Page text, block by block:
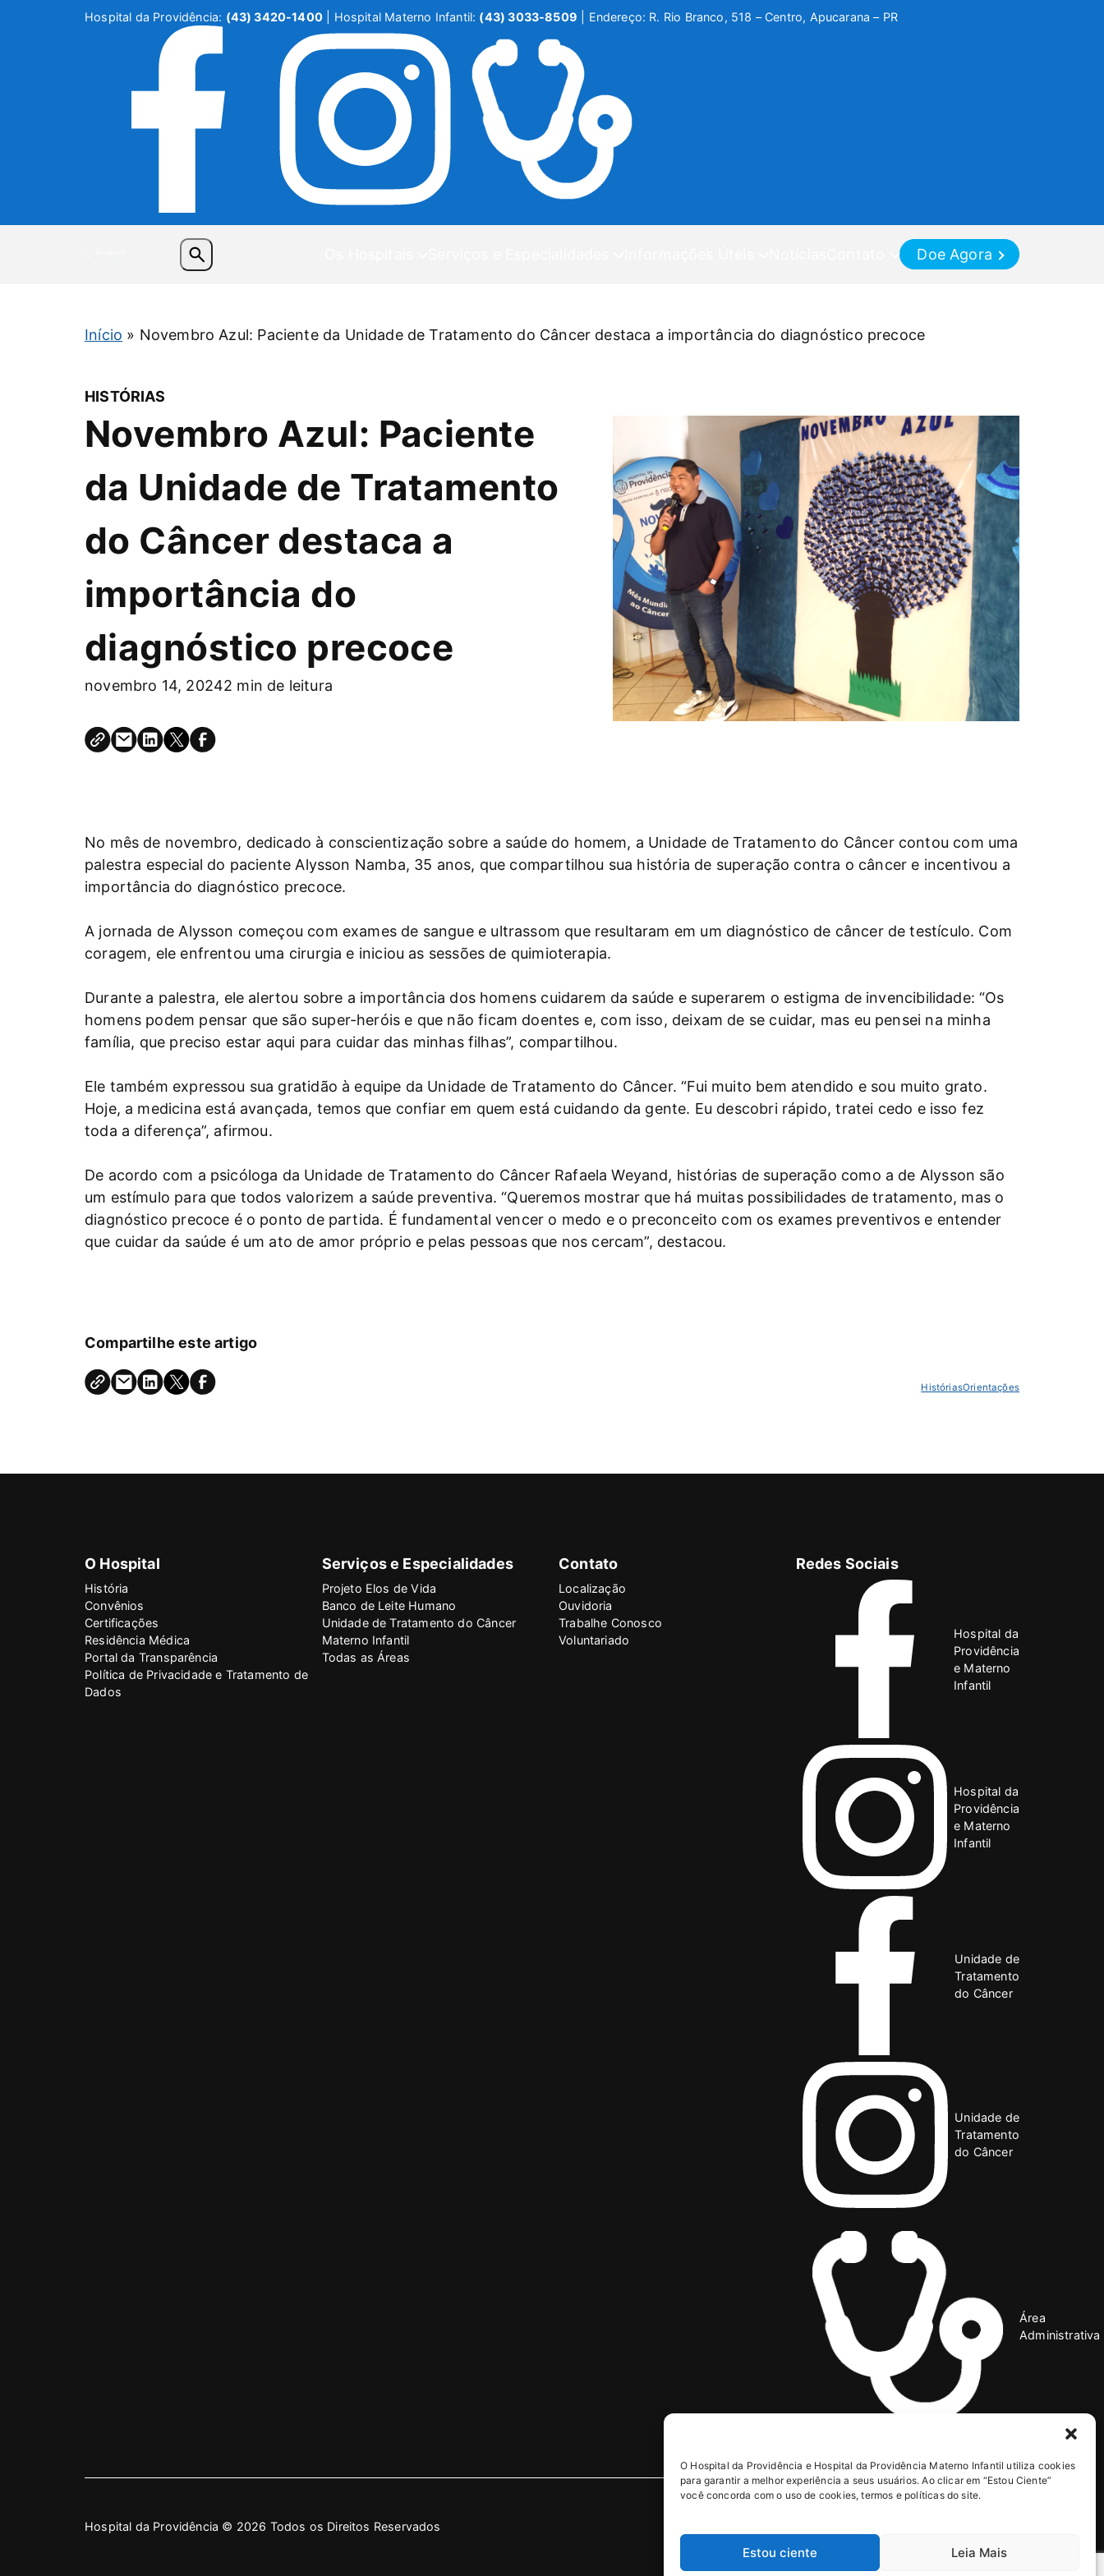
O Hospital da Providência e Hospital da Providência Materno Infantil utiliza cookies
para garantir a melhor experiência a seus usuários. Ao clicar em “Estou Ciente”
você concorda com o uso de cookies, termos e políticas do site.
Estou ciente Leia Mais
Hospital da Providência: (43) 3420-1400 | Hospital Materno Infantil: (43) 3033-8509 Endereço: R. Rio Branco, 518 – Centro, Apucarana – PR
Doe Agora
Início » Novembro Azul: Paciente da Unidade de Tratamento do Câncer destaca a importância do diagnóstico precoce
HISTÓRIAS
Novembro Azul: Paciente
da Unidade de Tratamento
do Câncer destaca a
importância do
diagnóstico precoce
novembro 14, 20242 min de leitura
No mês de novembro, dedicado à conscientização sobre a saúde do homem, a Unidade de Tratamento do Câncer contou com uma
palestra especial do paciente Alysson Namba, 35 anos, que compartilhou sua história de superação contra o câncer e incentivou a
importância do diagnóstico precoce.
A jornada de Alysson começou com exames de sangue e ultrassom que resultaram em um diagnóstico de câncer de testículo. Com
coragem, ele enfrentou uma cirurgia e iniciou as sessões de quimioterapia.
Durante a palestra, ele alertou sobre a importância dos homens cuidarem da saúde e superarem o estigma de invencibilidade: “Os
homens podem pensar que são super-heróis e que não ficam doentes e, com isso, deixam de se cuidar, mas eu pensei na minha
família, que preciso estar aqui para cuidar das minhas filhas”, compartilhou.
Ele também expressou sua gratidão à equipe da Unidade de Tratamento do Câncer. “Fui muito bem atendido e sou muito grato.
Hoje, a medicina está avançada, temos que confiar em quem está cuidando da gente. Eu descobri rápido, tratei cedo e isso fez
toda a diferença”, afirmou.
De acordo com a psicóloga da Unidade de Tratamento do Câncer Rafaela Weyand, histórias de superação como a de Alysson são
um estímulo para que todos valorizem a saúde preventiva. “Queremos mostrar que há muitas possibilidades de tratamento, mas o
diagnóstico precoce é o ponto de partida. É fundamental vencer o medo e o preconceito com os exames preventivos e entender
que cuidar da saúde é um ato de amor próprio e pelas pessoas que nos cercam”, destacou.
HistóriasOrientações
Compartilhe este artigo
O Hospital
História
Convênios
Certificações
Residência Médica
Portal da Transparência
Política de Privacidade e Tratamento de
Dados
Serviços e Especialidades
Projeto Elos de Vida
Banco de Leite Humano
Unidade de Tratamento do Câncer
Materno Infantil
Todas as Áreas
Contato
Localização
Ouvidoria
Trabalhe Conosco
Voluntariado
Redes Sociais
Hospital da
Providência
e Materno
Infantil
Hospital da
Providência
e Materno
Infantil
Unidade de
Tratamento
do Câncer
Unidade de
Tratamento
do Câncer
Área
Administrativa
Hospital da Providência © 2026 Todos os Direitos Reservados